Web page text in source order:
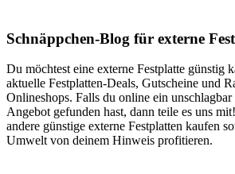
Schnäppchen-Blog für externe
Du möchtest eine externe Festplatte günstig
aktuelle Festplatten-Deals, Gutscheine und
Onlineshops. Falls du online ein unschlagbar
Angebot gefunden hast, dann teile es uns
andere günstige externe Festplatten kaufen
Umwelt von deinem Hinweis profitieren.